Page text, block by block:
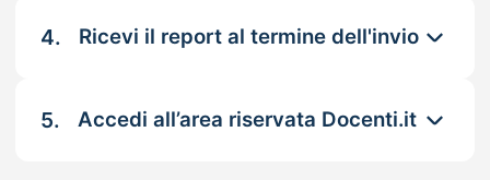
4. Ricevi il report al termine dell'invio
5. Accedi all’area riservata Docenti.it